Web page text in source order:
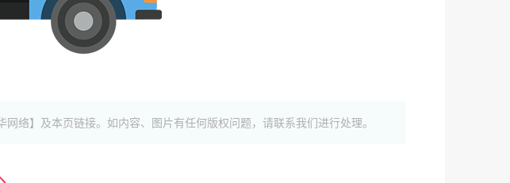
络】及本页链接。如内容、图片有任何版权问题，请联系我们进行处理。